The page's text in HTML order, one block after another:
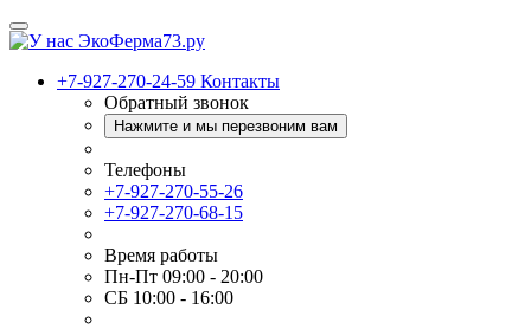
+7-927-270-24-59 Контакты
Обратный звонок
Нажмите и мы перезвоним вам
Телефоны
+7-927-270-55-26
+7-927-270-68-15
Время работы
Пн-Пт 09:00 - 20:00
СБ 10:00 - 16:00